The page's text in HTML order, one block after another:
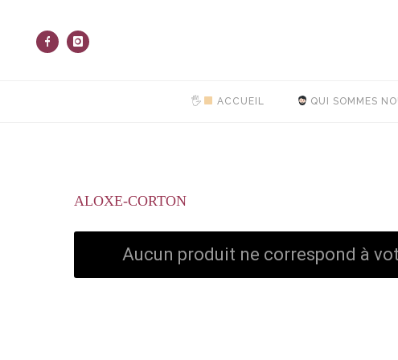
🖐 ACCUEIL QUI SOMMES
ALOXE-CORTON
Aucun produit ne correspond à